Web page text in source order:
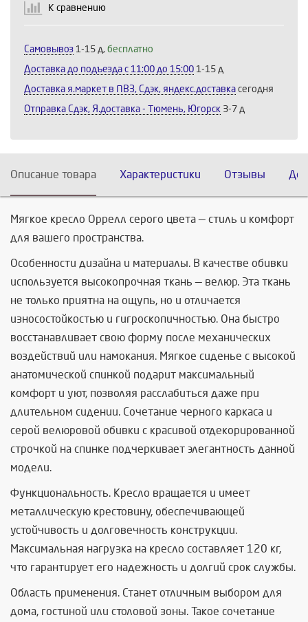
К сравнению
Самовывоз 1-15 д, бесплатно
Доставка до подъезда c 11:00 до 15:00 1-15 д
Доставка я.маркет в ПВЗ, Сдэк, яндекс.доставка сегодня
Отправка Сдэк, Я.доставка - Тюмень, Югорск 3-7 д
Описание товара Характеристики Отзывы
Мягкое кресло Оррелл серого цвета — стиль и комфорт
для вашего пространства.
Особенности дизайна и материалы. В качестве обивки
используется высокопрочная ткань — велюр. Эта ткань
не только приятна на ощупь, но и отличается
износостойкостью и гигроскопичностью. Она быстро
восстанавливает свою форму после механических
воздействий или намокания. Мягкое сиденье с высокой
анатомической спинкой подарит максимальный
комфорт и уют, позволяя расслабиться даже при
длительном сидении. Сочетание черного каркаса и
серой велюровой обивки с красивой отдекорированной
строчкой на спинке подчеркивает элегантность данной
модели.
Функциональность. Кресло вращается и имеет
металлическую крестовину, обеспечивающей
устойчивость и долговечность конструкции.
Максимальная нагрузка на кресло составляет 120 кг,
что гарантирует его надежность и долгий срок службы.
Область применения. Станет отличным выбором для
дома, гостиной или столовой зоны. Такое сочетание